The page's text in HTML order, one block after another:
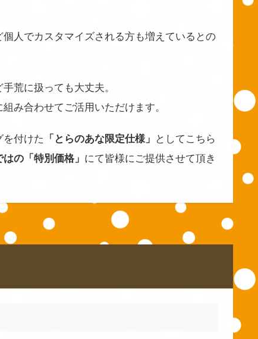
人でカスタマイズされる方も増えているとの
荒に扱っても大丈夫。
み合わせてご活用いただけます。
付けた 「とらのあな限定仕様」 としてこちら
の「特別価格」 にて皆様にご提供させて頂き